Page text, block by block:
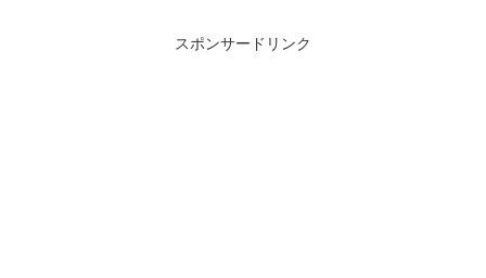
スポンサードリンク